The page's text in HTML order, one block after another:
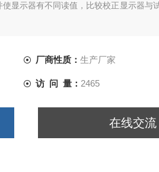
显示器有不同读值，比较校正显示器与
厂商性质： 生产厂家
访 问 量： 2465
在线交流